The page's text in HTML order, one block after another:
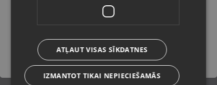
Stāvoklis Lietots (Garantija 6 mēneši)
€
Saglabāt
ATĻAUT VISAS SĪKDATNES
IZMANTOT TIKAI NEPIECIEŠAMĀS